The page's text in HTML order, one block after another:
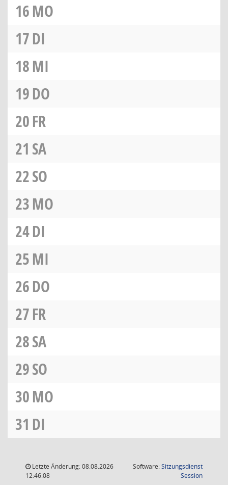
16MO
17DI
18MI
19DO
20FR
21 SA
22SO
23MO
24DI
25MI
26DO
27FR
28SA
29SO
30MO
31 DI
Letzte Änderung: 08.08.2026
12:46:08
Software:Sitzungsdienst
Session(Wird in